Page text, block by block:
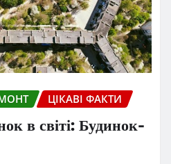
ЦІКАВІ ФАКТИ
в світі: Будинок-